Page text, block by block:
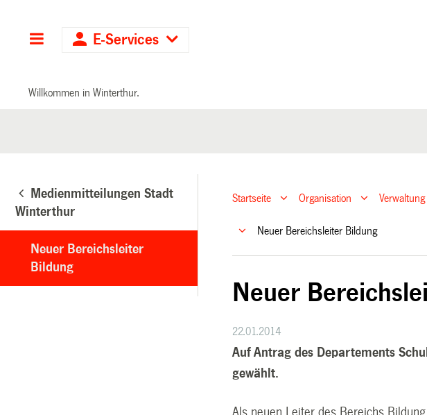
Hauptnavigation
E-Services
Willkommen in Winterthur.
Medienmitteilungen Stadt
Winterthur
Neuer Bereichsleiter
Bildung
Startseite Organisation Verwaltung
Neuer Bereichsleiter Bildung
Neuer
22.01.2014
Auf Antrag des Departements
gewählt.